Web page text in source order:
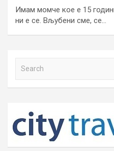
Имам момче кое е 15
ни е се. Вљубени сме, се…
h